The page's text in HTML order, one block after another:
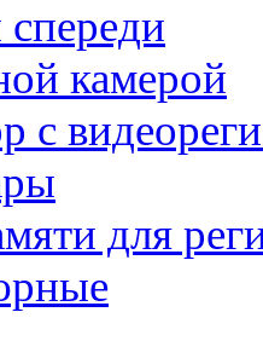
камерой
с
для